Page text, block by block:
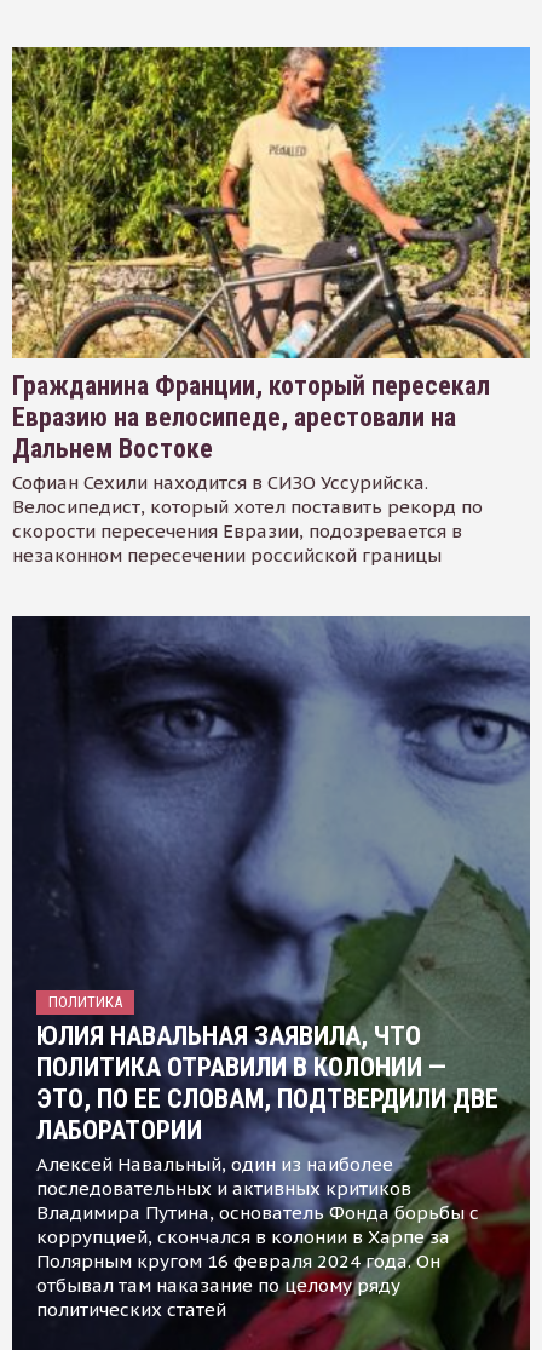
Гражданина Франции, который пересекал
Евразию на велосипеде, арестовали на
Дальнем Востоке
Софиан Сехили находится в СИЗО Уссурийска.
Велосипедист, который хотел поставить рекорд по
скорости пересечения Евразии, подозревается в
незаконном пересечении российской границы
ПОЛИТИКА
ЮЛИЯ НАВАЛЬНАЯ ЗАЯВИЛА, ЧТО
ПОЛИТИКА ОТРАВИЛИ В КОЛОНИИ —
ЭТО, ПО ЕЕ СЛОВАМ, ПОДТВЕРДИЛИ ДВЕ
ЛАБОРАТОРИИ
Алексей Навальный, один из наиболее
последовательных и активных критиков
Владимира Путина, основатель Фонда борьбы с
коррупцией, скончался в колонии в Харпе за
Полярным кругом 16 февраля 2024 года. Он
отбывал там наказание по целому ряду
политических статей